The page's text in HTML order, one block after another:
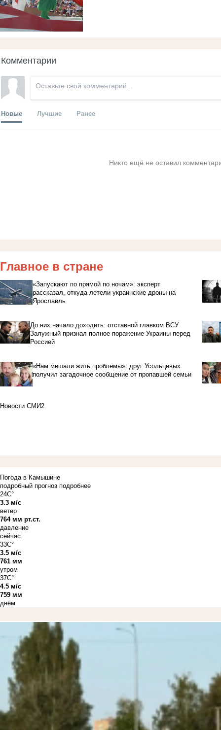
Комментарии
Новые Лучшие Ранее
Никто ещё не оставил
Главное в стране
«Запускают по прямой по ночам»: эксперт
рассказал, откуда летели украинские дроны на
Ярославль
До них начало доходить: отставной главком ВСУ
Залужный признал полное поражение Украины перед
Россией
«Нам мешали жить проблемы»: друг Усольцевых
получил загадочное сообщение от пропавшей семьи
Новости СМИ2
Погода в Камышине
подробный прогноз подробнее
24C°
3.3 м/с
ветер
764 мм рт.ст.
давление
сейчас
33C°
3.5 м/с
761 мм
утром
37C°
4.5 м/с
759 мм
днём